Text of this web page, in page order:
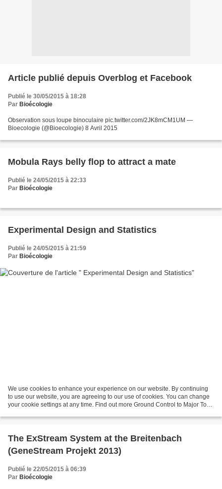
Article publié depuis Overblog et Facebook
Publié le 30/05/2015 à 18:28
Par Bioécologie
Observation sous loupe binoculaire pic.twitter.com/2JK8mCM1UM —
Bioecologie (@Bioecologie) 8 Avril 2015
Mobula Rays belly flop to attract a mate
Publié le 24/05/2015 à 22:33
Par Bioécologie
Experimental Design and Statistics
Publié le 24/05/2015 à 21:59
Par Bioécologie
We use cookies to enhance your experience on our website. By continuing
to use our website, you are agreeing to our use of cookies. You can change
your cookie settings at any time. Find out more Ground Control to Major Tom
The ExStream System at the Breitenbach
(GeneStream Projekt 2013)
Publié le 22/05/2015 à 06:39
Par Bioécologie